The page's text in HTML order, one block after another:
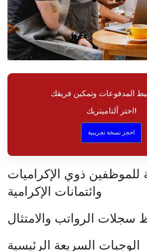
المدفوعات وتمكين فريقك
اختر ألتاميتريك!
احجز نسخة تجريبية
للموظفين ذوي الإكراميات
وائتمانات الإكرامية
سجلات الرواتب والامتثال
الوجبات السريعة الرئيسية